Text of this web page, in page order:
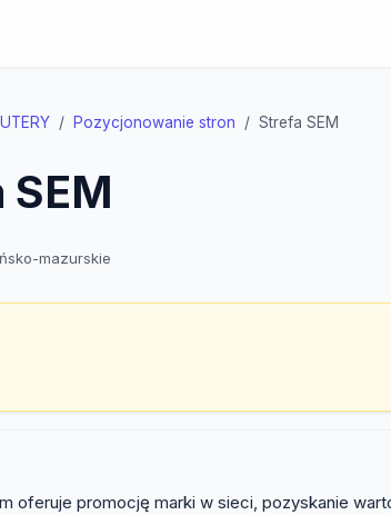
Pozycjonowanie stron Strefa SEM
mazurskie
oferuje promocję marki w sieci, pozyskanie